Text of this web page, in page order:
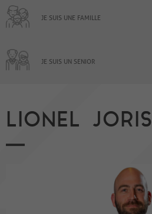
JE SUIS UNE FAMILLE
JE SUIS UN SENIOR
LIONEL JORIS